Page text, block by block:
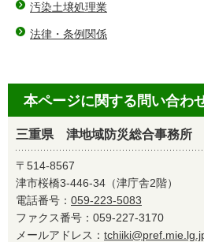
汚染土壌処理業
法律・条例関係
本ページに関する問い合わ
三重県 津地域防災総合事務所
〒514-8567
津市桜橋3-446-34（津庁舎2階）
電話番号： 059-223-5083
ファクス番号：059-227-3170
メールアドレス：